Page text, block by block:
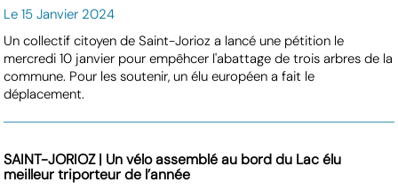
Le 15 Janvier 2024
Un collectif citoyen de Saint-Jorioz a lancé une pétition le
mercredi 10 janvier pour empêhcer l'abattage de trois arbres de la
commune. Pour les soutenir, un élu européen a fait le
déplacement.
SAINT-JORIOZ | Un vélo assemblé au bord du Lac élu
meilleur triporteur de l’année